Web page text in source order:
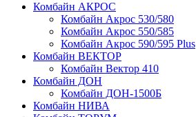
Комбайн АКРОС
Комбайн Акрос 530/580
Комбайн Акрос 550/585
Комбайн Акрос 590/595 Plus
Комбайн ВЕКТОР
Комбайн Вектор 410
Комбайн ДОН
Комбайн ДОН-1500Б
Комбайн НИВА